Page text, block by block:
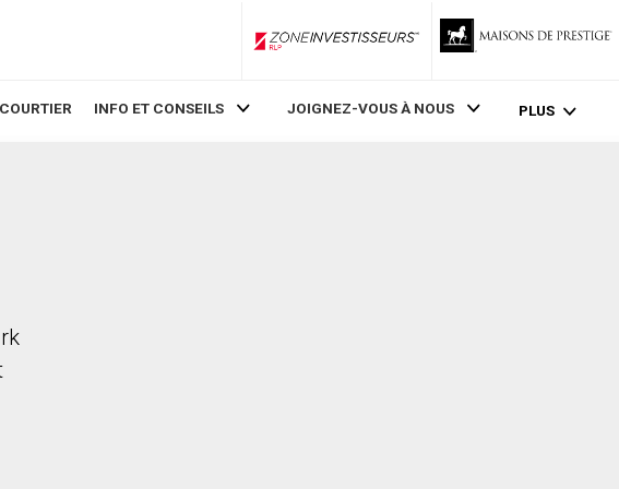
ZoneInvestisseurs RLP
INFO ET CONSEILS JOIGNEZ-VOUS À NOUS PLUS